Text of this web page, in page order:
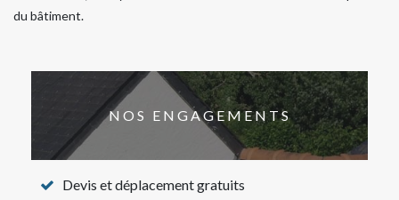
du bâtiment.
NOS ENGAGEMENTS
Devis et déplacement gratuits